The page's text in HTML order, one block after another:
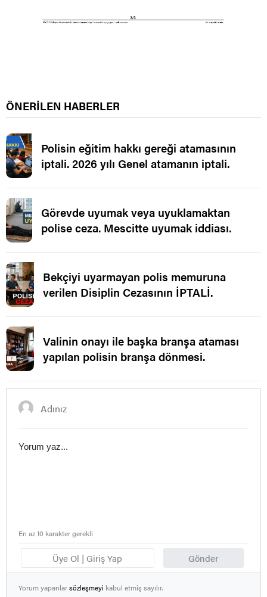
ÖNERİLEN HABERLER
Polisin eğitim hakkı gereği atamasının
iptali. 2026 yılı Genel atamanın iptali.
Görevde uyumak veya uyuklamaktan
polise ceza. Mescitte uyumak iddiası.
Bekçiyi uyarmayan polis memuruna
verilen Disiplin Cezasının İPTALİ.
Valinin onayı ile başka branşa ataması
yapılan polisin branşa dönmesi.
Üye Ol | Giriş Yap Gönder
En az 10 karakter gerekli
Yorum yapanlarsözleşmeyi kabul etmiş sayılır.